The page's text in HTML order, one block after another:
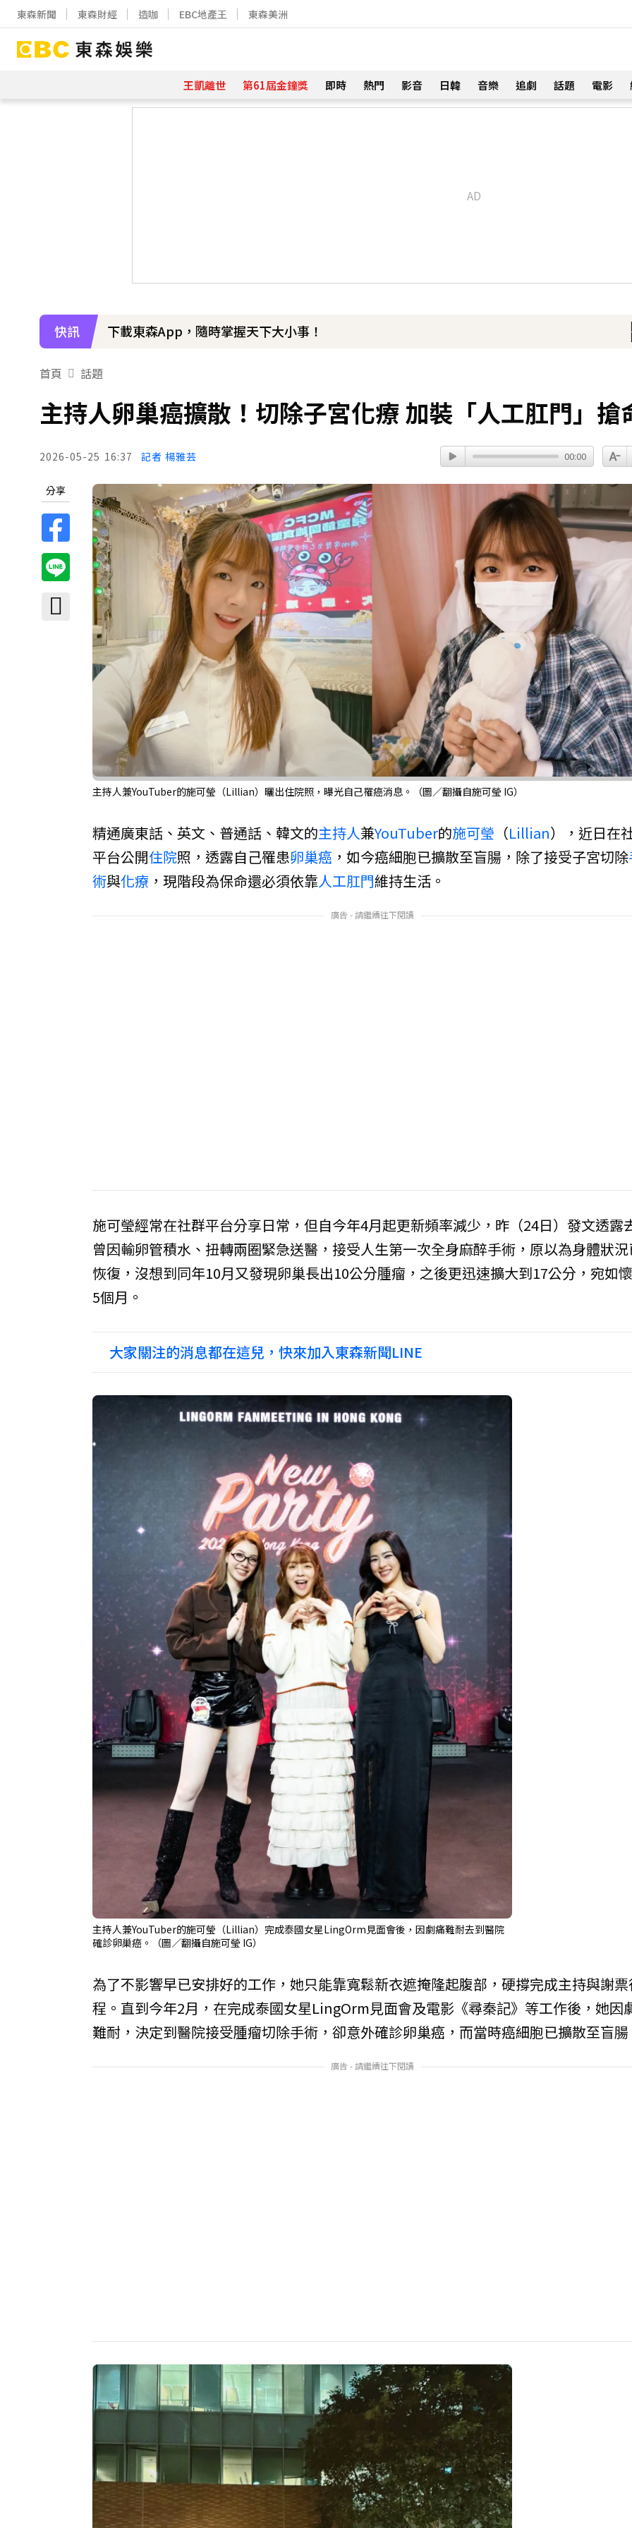
東森新聞 東森財經 造咖 EBC地產王 東森美洲
王凱離世 第61屆金鐘獎 即時 熱門 影音 日韓 音樂 追劇 話題 電影
快訊
吳東諺結婚10年超寵妻！「主動帶娃」羨煞人妻女星 她認了：心很酸
首頁 話題
主持人卵巢癌擴散！切除子宮化療 加裝「人工肛門」搶
2026-05-25 16:37 記者 楊雅芸 00:00
分享
主持人兼YouTuber的施可瑩（Lillian）曬出住院照，曝光自己罹癌消息。（圖／翻攝自施可瑩 IG）
精通廣東話、英文、普通話、韓文的主持人兼YouTuber的施可瑩 （Lillian），近日在
平台公開住院照，透露自己罹患卵巢癌 ，如今癌細胞已擴散至盲腸，除了接受子宮切除
術與化療 ，現階段為保命還必須依靠人工肛門維持生活。
廣告 - 請繼續往下閱讀
施可瑩經常在社群平台分享日常，但自今年4月起更新頻率減少，昨（24日）發文透露
曾因輸卵管積水、扭轉兩圈緊急送醫，接受人生第一次全身麻醉手術，原以為身體狀
恢復，沒想到同年10月又發現卵巢長出10公分腫瘤，之後更迅速擴大到17公分，宛如
5個月。
大家關注的消息都在這兒，快來加入東森新聞LINE
主持人兼YouTuber的施可瑩（Lillian）完成泰國女星LingOrm見面會後，因劇痛難耐去到醫院
確診卵巢癌。（圖／翻攝自施可瑩 IG）
為了不影響早已安排好的工作，她只能靠寬鬆新衣遮掩隆起腹部，硬撐完成主持與謝
程。直到今年2月，在完成泰國女星LingOrm見面會及電影《尋秦記》等工作後，她因
難耐，決定到醫院接受腫瘤切除手術，卻意外確診卵巢癌，而當時癌細胞已擴散至盲
廣告 - 請繼續往下閱讀